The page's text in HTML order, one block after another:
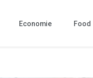
Economie Food